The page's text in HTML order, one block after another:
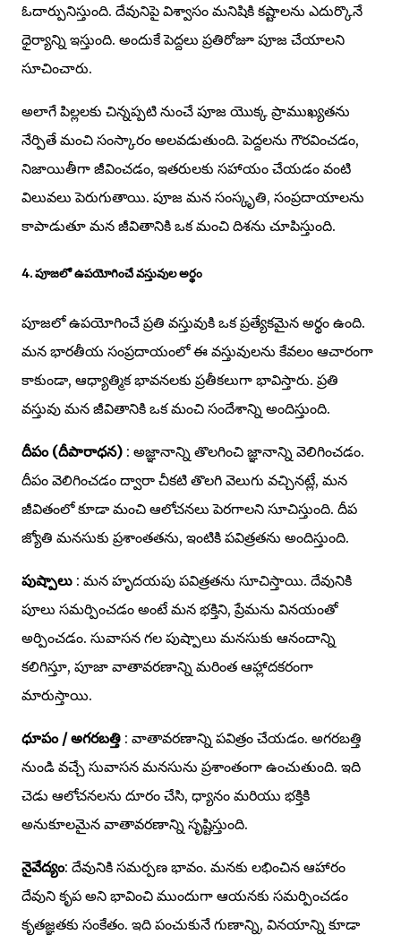
ఓదార్పునిస్తుంది. దేవునిపై విశ్వాసం మనిషికి కష్టాలను ఎదుర్కొనే
ధైర్యాన్ని ఇస్తుంది. అందుకే పెద్దలు ప్రతిరోజూ పూజ చేయాలని
సూచించారు.
అలాగే పిల్లలకు చిన్నప్పటి నుంచే పూజ యొక్క ప్రాముఖ్యతను
నేర్పితే మంచి సంస్కారం అలవడుతుంది. పెద్దలను గౌరవించడం,
నిజాయితీగా జీవించడం, ఇతరులకు సహాయం చేయడం వంటి
విలువలు పెరుగుతాయి. పూజ మన సంస్కృతి, సంప్రదాయాలను
కాపాడుతూ మన జీవితానికి ఒక మంచి దిశను చూపిస్తుంది.
4. పూజలో ఉపయోగించే వస్తువుల అర్థం
పూజలో ఉపయోగించే ప్రతి వస్తువుకి ఒక ప్రత్యేకమైన అర్థం ఉంది.
మన భారతీయ సంప్రదాయంలో ఈ వస్తువులను కేవలం ఆచారంగా
కాకుండా, ఆధ్యాత్మిక భావనలకు ప్రతీకలుగా భావిస్తారు. ప్రతి
వస్తువు మన జీవితానికి ఒక మంచి సందేశాన్ని అందిస్తుంది.
దీపం (దీపారాధన) : అజ్ఞానాన్ని తొలగించి జ్ఞానాన్ని వెలిగించడం.
దీపం వెలిగించడం ద్వారా చీకటి తొలగి వెలుగు వచ్చినట్లే, మన
జీవితంలో కూడా మంచి ఆలోచనలు పెరగాలని సూచిస్తుంది. దీప
జ్యోతి మనసుకు ప్రశాంతతను, ఇంటికి పవిత్రతను అందిస్తుంది.
పుష్పాలు : మన హృదయపు పవిత్రతను సూచిస్తాయి. దేవునికి
పూలు సమర్పించడం అంటే మన భక్తిని, ప్రేమను వినయంతో
అర్పించడం. సువాసన గల పుష్పాలు మనసుకు ఆనందాన్ని
కలిగిస్తూ, పూజా వాతావరణాన్ని మరింత ఆహ్లాదకరంగా
మారుస్తాయి.
ధూపం / అగరబత్తి : వాతావరణాన్ని పవిత్రం చేయడం. అగరబత్తి
నుండి వచ్చే సువాసన మనసును ప్రశాంతంగా ఉంచుతుంది. ఇది
చెడు ఆలోచనలను దూరం చేసి, ధ్యానం మరియు భక్తికి
అనుకూలమైన వాతావరణాన్ని సృష్టిస్తుంది.
నైవేద్యం: దేవునికి సమర్పణ భావం. మనకు లభించిన ఆహారం
దేవుని కృప అని భావించి ముందుగా ఆయనకు సమర్పించడం
కృతజ్ఞతకు సంకేతం. ఇది పంచుకునే గుణాన్ని, వినయాన్ని కూడా